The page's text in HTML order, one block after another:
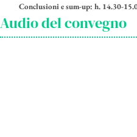
Conclusioni e sum-up: h. 14.30-
Audio del convegno